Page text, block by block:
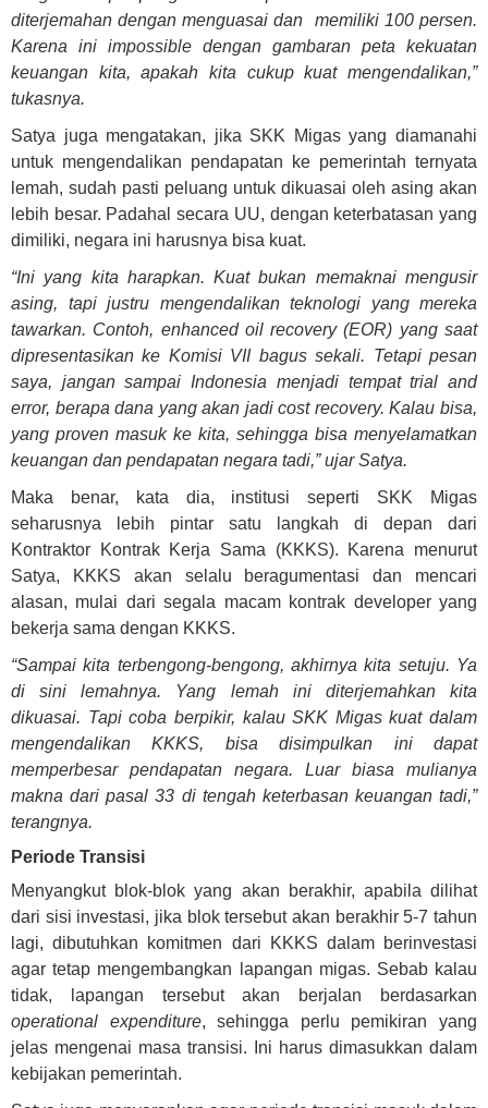
diterjemahan dengan menguasai dan memiliki 100 persen.
Karena ini impossible dengan gambaran peta kekuatan
keuangan kita, apakah kita cukup kuat mengendalikan,”
tukasnya.
Satya juga mengatakan, jika SKK Migas yang diamanahi
untuk mengendalikan pendapatan ke pemerintah ternyata
lemah, sudah pasti peluang untuk dikuasai oleh asing akan
lebih besar. Padahal secara UU, dengan keterbatasan yang
dimiliki, negara ini harusnya bisa kuat.
“Ini yang kita harapkan. Kuat bukan memaknai mengusir
asing, tapi justru mengendalikan teknologi yang mereka
tawarkan. Contoh, enhanced oil recovery (EOR) yang saat
dipresentasikan ke Komisi VII bagus sekali. Tetapi pesan
saya, jangan sampai Indonesia menjadi tempat trial and
error, berapa dana yang akan jadi cost recovery. Kalau bisa,
yang proven masuk ke kita, sehingga bisa menyelamatkan
keuangan dan pendapatan negara tadi,” ujar Satya.
Maka benar, kata dia, institusi seperti SKK Migas
seharusnya lebih pintar satu langkah di depan dari
Kontraktor Kontrak Kerja Sama (KKKS). Karena menurut
Satya, KKKS akan selalu beragumentasi dan mencari
alasan, mulai dari segala macam kontrak developer yang
bekerja sama dengan KKKS.
“Sampai kita terbengong-bengong, akhirnya kita setuju. Ya
di sini lemahnya. Yang lemah ini diterjemahkan kita
dikuasai. Tapi coba berpikir, kalau SKK Migas kuat dalam
mengendalikan KKKS, bisa disimpulkan ini dapat
memperbesar pendapatan negara. Luar biasa mulianya
makna dari pasal 33 di tengah keterbasan keuangan tadi,”
terangnya.
Periode Transisi
Menyangkut blok-blok yang akan berakhir, apabila dilihat
dari sisi investasi, jika blok tersebut akan berakhir 5-7 tahun
lagi, dibutuhkan komitmen dari KKKS dalam berinvestasi
agar tetap mengembangkan lapangan migas. Sebab kalau
tidak, lapangan tersebut akan berjalan berdasarkan
operational expenditure, sehingga perlu pemikiran yang
jelas mengenai masa transisi. Ini harus dimasukkan dalam
kebijakan pemerintah.